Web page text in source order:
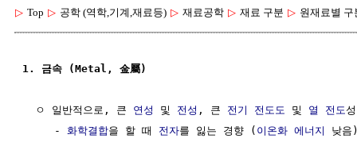
▷ Top ▷ 공학 (역학,기계,재료등) ▷ 재료공학 ▷ 재료 구분 ▷ 원재료별 구
1. 금속 (Metal, 金屬)
  ㅇ 일반적으로, 큰
연성 및 전성 , 큰 전기 전도도 및 열 전도
     -
화학결합을 할 때 전자를 잃는 경향 ( 이온화 에너지 낮